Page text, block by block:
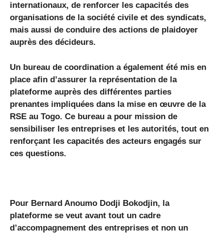
internationaux, de renforcer les capacités des
organisations de la société civile et des syndicats,
mais aussi de conduire des actions de plaidoyer
auprès des décideurs.
Un bureau de coordination a également été mis en
place afin d’assurer la représentation de la
plateforme auprès des différentes parties
prenantes impliquées dans la mise en œuvre de la
RSE au Togo. Ce bureau a pour mission de
sensibiliser les entreprises et les autorités, tout en
renforçant les capacités des acteurs engagés sur
ces questions.
Pour Bernard Anoumo Dodji Bokodjin, la
plateforme se veut avant tout un cadre
d’accompagnement des entreprises et non un